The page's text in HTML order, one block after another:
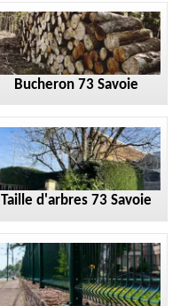
Bucheron 73 Savoie
Taille d'arbres 73 Savoie